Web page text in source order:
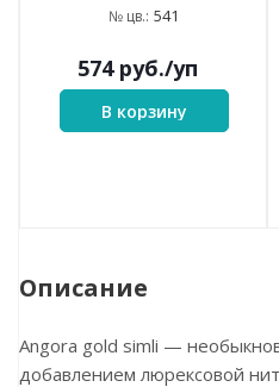
№ цв.: 541
574руб./уп
В корзину
Описание
Angora gold simli —
добавлением люрексовой